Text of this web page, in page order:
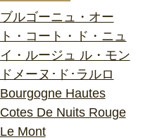
ブルゴーニュ・オー
ト・コート・ド・ニュ
イ・ルージュ ル・モン
ドメーヌ･ド･ラルロ
Bourgogne Hautes
Cotes De Nuits Rouge
Le Mont